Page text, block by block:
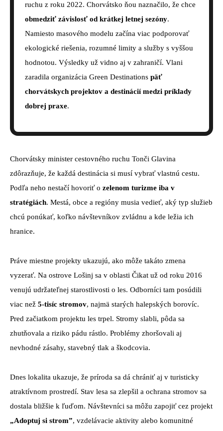
ruchu z roku 2022. Chorvátsko ňou naznačilo, že chce
obmedziť závislosť od krátkej letnej sezóny.
Namiesto masového modelu začína viac podporovať
ekologické riešenia, rozumné limity a služby s vyššou
hodnotou. Výsledky už vidno aj v zahraničí. Vlani
zaradila organizácia Green Destinations päť
chorvátskych projektov a destinácií medzi príklady
dobrej praxe.
Chorvátsky minister cestovného ruchu Tonči Glavina
zdôrazňuje, že každá destinácia si musí vybrať vlastnú cestu.
Podľa neho nestačí hovoriť o zelenom turizme iba v
stratégiách. Mestá, obce a regióny musia vedieť, aký typ služieb
chcú ponúkať, koľko návštevníkov zvládnu a kde ležia ich
hranice.
Práve miestne projekty ukazujú, ako môže takáto zmena
vyzerať. Na ostrove Lošinj sa v oblasti Čikat už od roku 2016
venujú udržateľnej starostlivosti o les. Odborníci tam posúdili
viac než 5-tisíc stromov, najmä starých halepských borovíc.
Pred začiatkom projektu les trpel. Stromy slabli, pôda sa
zhutňovala a riziko pádu rástlo. Problémy zhoršovali aj
nevhodné zásahy, stavebný tlak a škodcovia.
Dnes lokalita ukazuje, že príroda sa dá chrániť aj v turisticky
atraktívnom prostredí. Stav lesa sa zlepšil a ochrana stromov sa
dostala bližšie k ľuďom. Návštevníci sa môžu zapojiť cez projekt
„Adoptuj si strom”, vzdelávacie aktivity alebo komunitné